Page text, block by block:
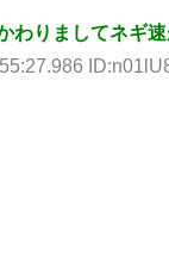
わりましてネギ